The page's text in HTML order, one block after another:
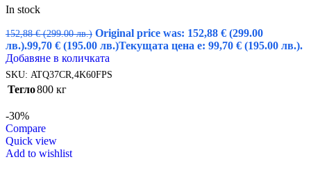
In stock
152,88€ (299.00 лв.) Original price was: 152,88 € (299.00
лв.).99,70 € (195.00 лв.)Текущата цена е: 99,70 € (195.00 лв.).
Добавяне в количката
SKU: ATQ37CR,4K60FPS
Тегло800 кг
-30%
Compare
Quick view
Add to wishlist